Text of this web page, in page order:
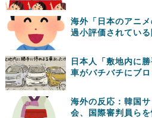
海外「日本のアニメ
過小評価されてい
日本人「敷地内に
車がバチバチにブ
海外の反応：韓国
会、国際審判員ら